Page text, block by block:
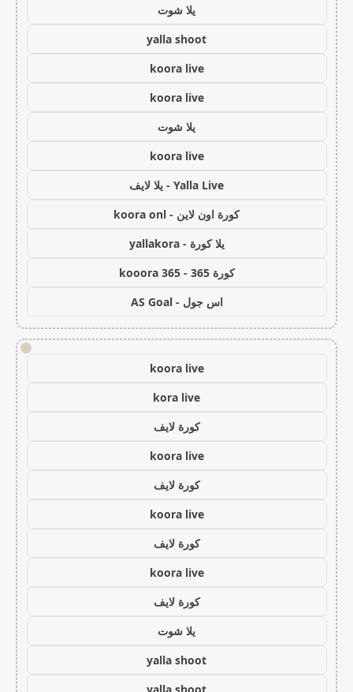
يلا شوت
yalla shoot
koora live
koora live
يلا شوت
koora live
Yalla Live - يلا لايف
كورة اون لاين - koora onl
يلا كورة - yallakora
كورة 365 - kooora 365
اس جول - AS Goal
!
koora live
kora live
كورة لايف
koora live
كورة لايف
koora live
كورة لايف
koora live
كورة لايف
يلا شوت
yalla shoot